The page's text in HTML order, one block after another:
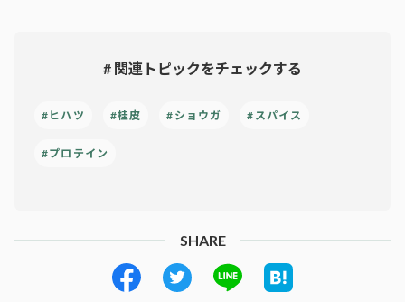
# 関連トピックをチェックする
#ヒハツ #桂皮 #ショウガ #スパイス
#プロテイン
SHARE